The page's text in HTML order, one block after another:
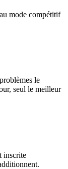
mode compétitif
le
seul le meilleur
inscrite